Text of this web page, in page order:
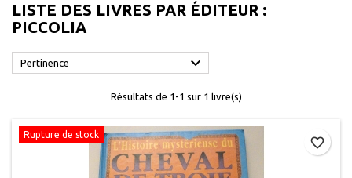
LISTE DES LIVRES PAR ÉDITEUR :
PICCOLIA
Pertinence 
Résultats de 1-1 sur 1 livre(s)
Rupture de stock
favorite_border